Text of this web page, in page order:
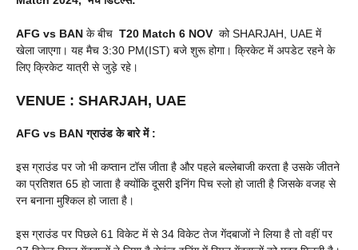
AFG vs BAN के बीच T20 Match 6 NOV को SHARJAH, UAE में
खेला जाएगा। यह मैच 3:30 PM(IST) बजे शुरू होगा। क्रिकेट में अपडेट रहने के
लिए क्रिकेट यात्री से जुड़े रहे।
VENUE : SHARJAH, UAE
AFG vs BANग्राउंड के बारे में :
इस ग्राउंड पर जो भी कप्तान टॉस जीता है और पहले बल्लेबाजी करता है उसके जीतने
का प्रतिशत 65 हो जाता है क्योंकि दूसरी इनिंग पिच स्लो हो जाती है जिसके वजह से
रन बनाना मुश्किल हो जाता है।
इस ग्राउंड पर पिछले 61 विकेट में से 34 विकेट तेज गेंदबाजों ने लिया है तो वहीं पर